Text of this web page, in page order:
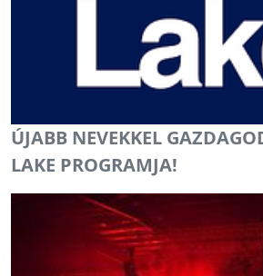
ÚJABB NEVEKKEL
LAKE PROGRAMJA!